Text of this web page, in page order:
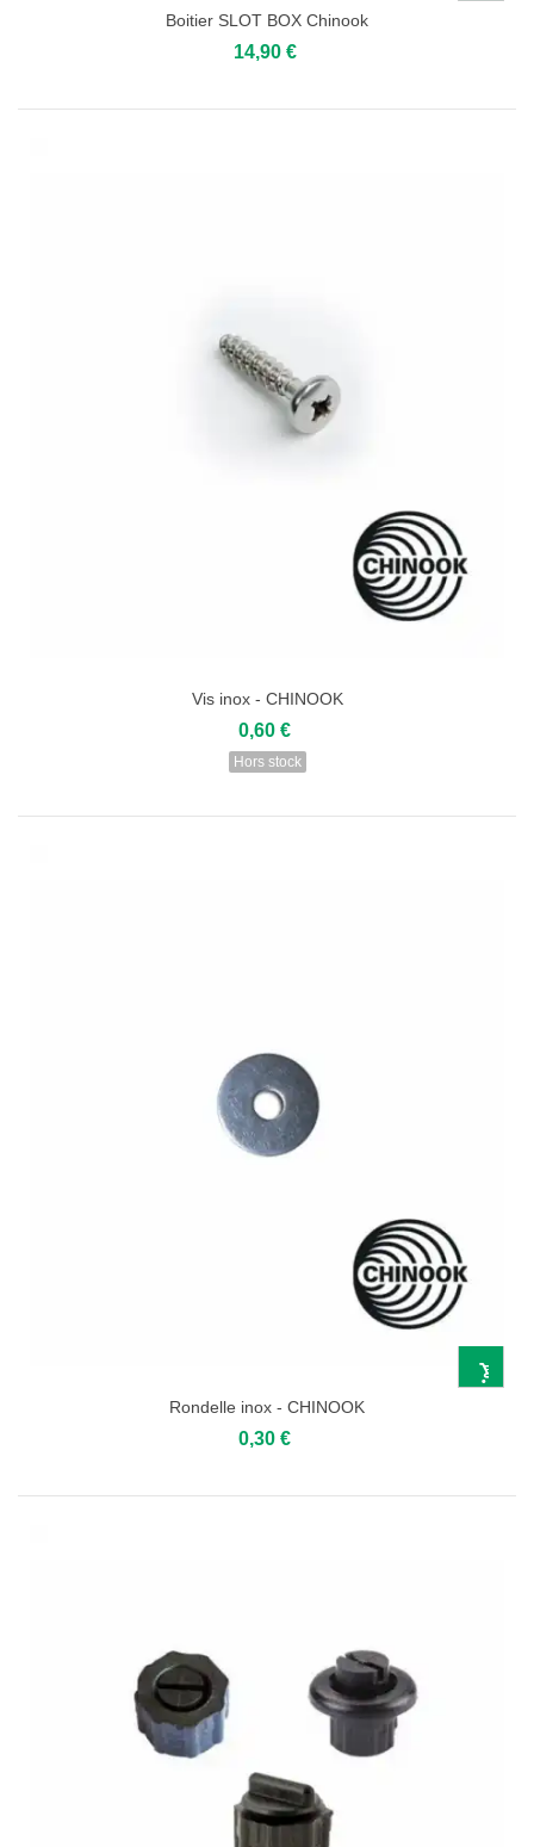
Boitier SLOT BOX Chinook
14,90 €
Vis inox - CHINOOK
0,60 €
Hors stock
Rondelle inox - CHINOOK
0,30 €